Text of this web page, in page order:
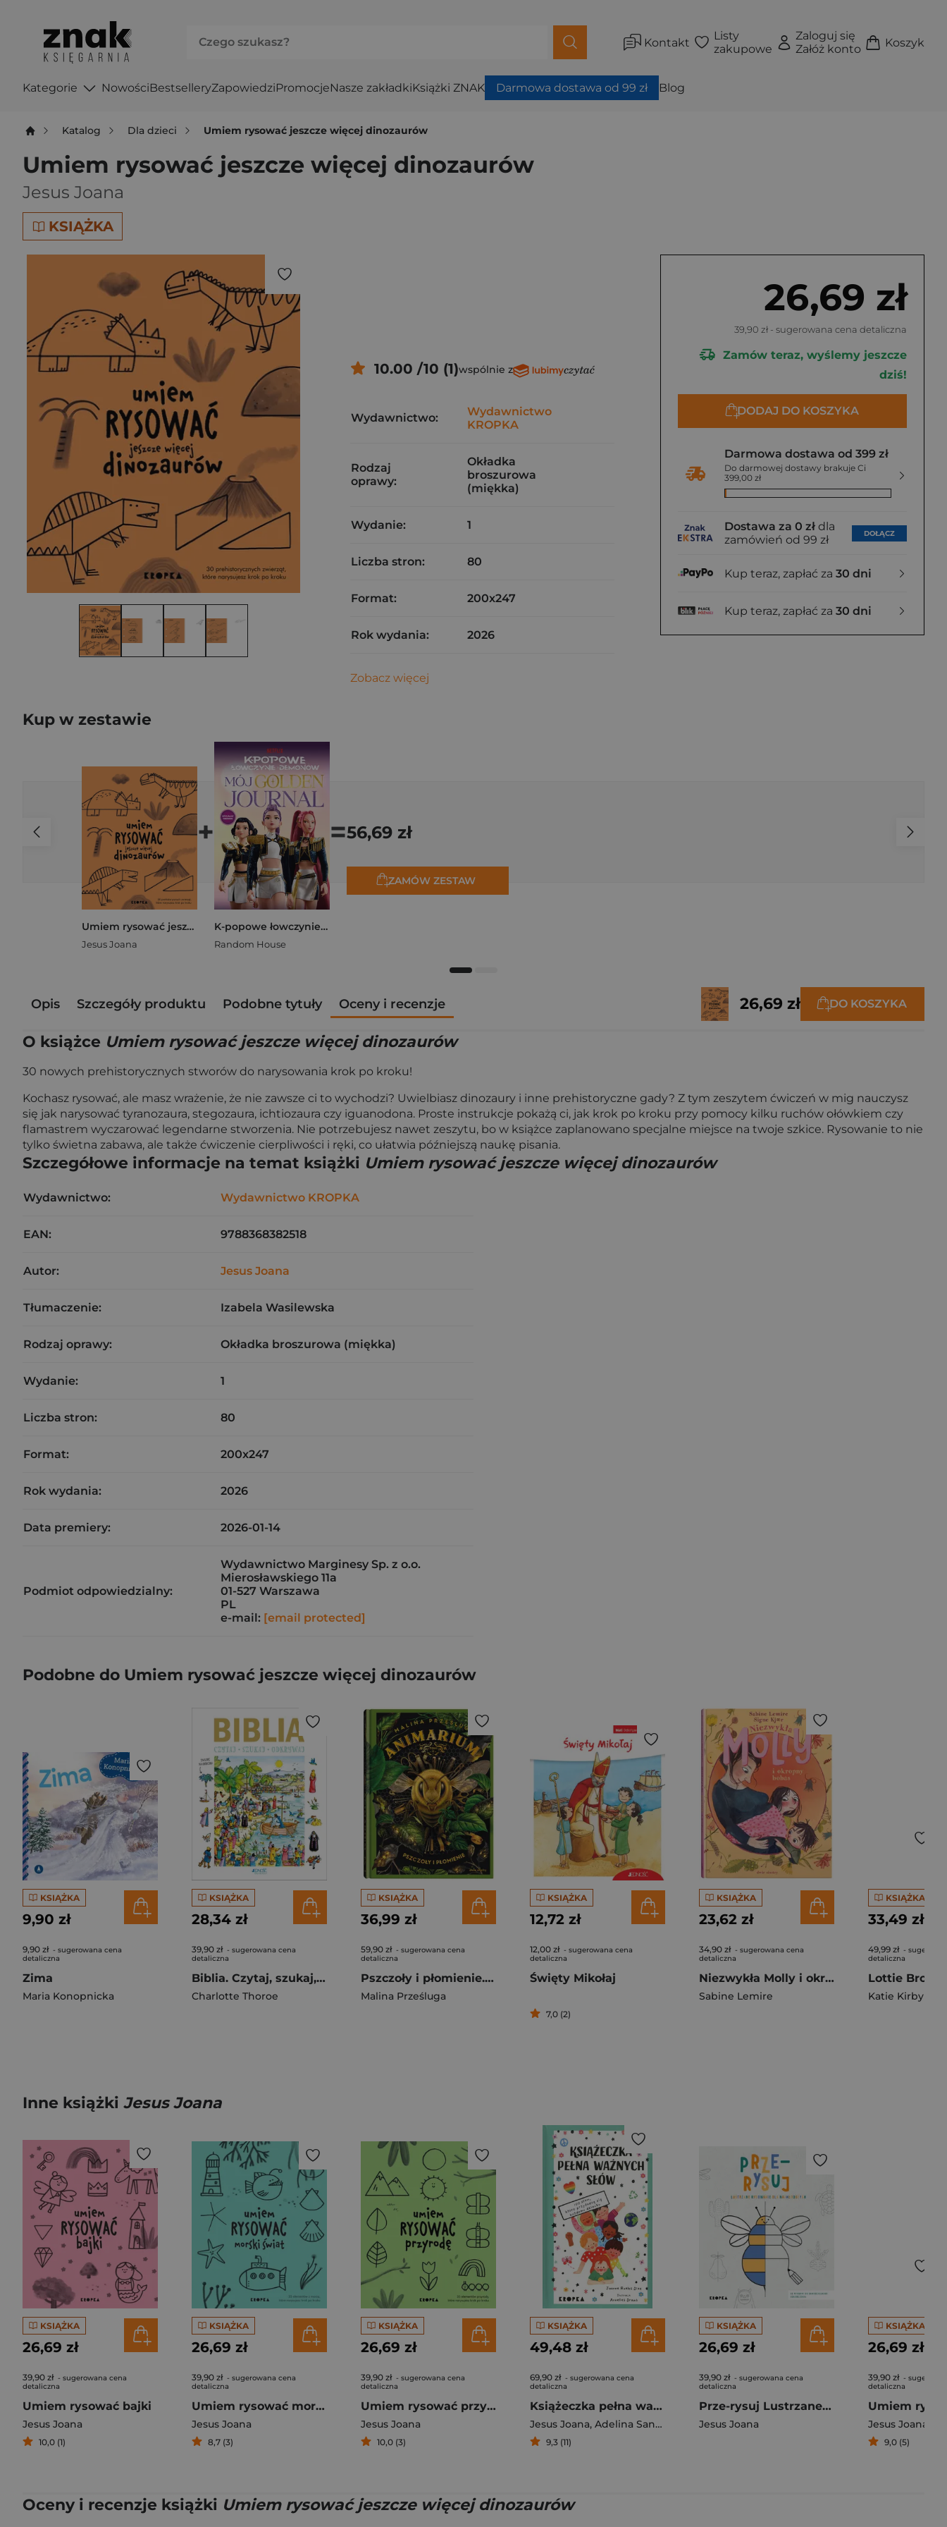
Kontakt
Listy
zakupowe
Zaloguj się
Załóż konto
Koszyk
Kategorie NowościBestselleryZapowiedziPromocjeNasze zakładkiKsiążki ZNAK Darmowa dostawa od 99 zł Blog
Katalog Dla dzieci Umiem rysować jeszcze więcej dinozaurów
Umiem rysować jeszcze więcej dinozaurów
Jesus Joana
KSIĄŻKA
26,69 zł
39,90 zł - sugerowana cena detaliczna
Zamów teraz, wyślemy jeszcze
dziś!
DODAJ DO KOSZYKA
Darmowa dostawa od 399 zł
Do darmowej dostawy brakuje Ci
399,00 zł
Dostawa za 0 zł dla
zamówień od 99 zł
DOŁĄCZ
Kup teraz, zapłać za 30 dni
Kup teraz, zapłać za 30 dni
10.00 /10 (1)wspólnie z
Wydawnictwo:
Wydawnictwo
KROPKA
Rodzaj
oprawy:
Okładka
broszurowa
(miękka)
Wydanie: 1
Liczba stron: 80
Format: 200x247
Rok wydania: 2026
Zobacz więcej
Kup w zestawie
Umiem rysować jeszcze więcej dinozaurów
Jesus Joana
+
K-popowe łowczynie demonów. Mój golden journal. Oficjalny dziennik
Random House
=56,69 zł
ZAMÓW ZESTAW
Opis Szczegóły produktu Podobne tytuły Oceny i recenzje 26,69 zł DO KOSZYKA
O książce Umiem rysować jeszcze więcej dinozaurów
30 nowych prehistorycznych stworów do narysowania krok po kroku!
Kochasz rysować, ale masz wrażenie, że nie zawsze ci to wychodzi? Uwielbiasz dinozaury i inne prehistoryczne gady? Z tym zeszytem ćwiczeń w mig nauczysz
się jak narysować tyranozaura, stegozaura, ichtiozaura czy iguanodona. Proste instrukcje pokażą ci, jak krok po kroku przy pomocy kilku ruchów ołówkiem czy
flamastrem wyczarować legendarne stworzenia. Nie potrzebujesz nawet zeszytu, bo w książce zaplanowano specjalne miejsce na twoje szkice. Rysowanie to nie
tylko świetna zabawa, ale także ćwiczenie cierpliwości i ręki, co ułatwia późniejszą naukę pisania.
Szczegółowe informacje na temat książki Umiem rysować jeszcze więcej dinozaurów
Wydawnictwo: Wydawnictwo KROPKA
EAN: 9788368382518
Autor: Jesus Joana
Tłumaczenie: Izabela Wasilewska
Rodzaj oprawy: Okładka broszurowa (miękka)
Wydanie: 1
Liczba stron: 80
Format: 200x247
Rok wydania: 2026
Data premiery: 2026-01-14
Podmiot odpowiedzialny:
Wydawnictwo Marginesy Sp. z o.o.
Mierosławskiego 11a
01-527 Warszawa
PL
e-mail: [email protected]
Podobne do Umiem rysować jeszcze więcej dinozaurów
KSIĄŻKA
9,90 zł
9,90 zł - sugerowana cena
detaliczna
Zima
Maria Konopnicka
KSIĄŻKA
28,34 zł
39,90 zł - sugerowana cena
detaliczna
Biblia. Czytaj, szukaj, odkrywaj
Charlotte Thoroe
KSIĄŻKA
36,99 zł
59,90 zł - sugerowana cena
detaliczna
Pszczoły i płomienie. Animarium. Tom 2
Malina Prześluga
KSIĄŻKA
12,72 zł
12,00 zł - sugerowana cena
detaliczna
Święty Mikołaj
7,0 (2)
KSIĄŻKA
23,62 zł
34,90 zł - sugerowana cena
detaliczna
Niezwykła Molly i okropny bobas
Sabine Lemire
KSIĄŻKA
33,49 zł
49,99 zł -
detaliczna
Katie Kirby
Inne książki Jesus Joana
KSIĄŻKA
26,69 zł
39,90 zł - sugerowana cena
detaliczna
Umiem rysować bajki
Jesus Joana
10,0 (1)
KSIĄŻKA
26,69 zł
39,90 zł - sugerowana cena
detaliczna
Umiem rysować morski świat
Jesus Joana
8,7 (3)
KSIĄŻKA
26,69 zł
39,90 zł - sugerowana cena
detaliczna
Umiem rysować przyrodę
Jesus Joana
10,0 (3)
KSIĄŻKA
49,48 zł
69,90 zł - sugerowana cena
detaliczna
Książeczka pełna ważnych słów
Jesus Joana, Adelina Sandecka
9,3 (11)
KSIĄŻKA
26,69 zł
39,90 zł - sugerowana cena
detaliczna
Prze-rysuj Lustrzane rysowanie dla najmłodszych
Jesus Joana
KSIĄŻKA
26,69 zł
39,90 zł -
detaliczna
Jesus Joana
9,0 (5)
Oceny i recenzje książki Umiem rysować jeszcze więcej dinozaurów